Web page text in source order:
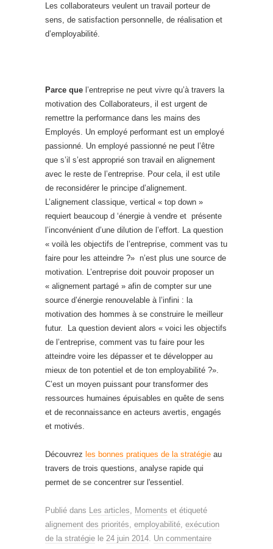
Les collaborateurs veulent un travail porteur de
sens, de satisfaction personnelle, de réalisation et
d’employabilité.
Parce que l’entreprise ne peut vivre qu’à travers la
motivation des Collaborateurs, il est urgent de
remettre la performance dans les mains des
Employés. Un employé performant est un employé
passionné. Un employé passionné ne peut l’être
que s’il s’est approprié son travail en alignement
avec le reste de l’entreprise. Pour cela, il est utile
de reconsidérer le principe d’alignement.
L’alignement classique, vertical « top down »
requiert beaucoup d ‘énergie à vendre et présente
l’inconvénient d’une dilution de l’effort. La question
« voilà les objectifs de l’entreprise, comment vas tu
faire pour les atteindre ?» n’est plus une source de
motivation. L’entreprise doit pouvoir proposer un
« alignement partagé » afin de compter sur une
source d’énergie renouvelable à l’infini : la
motivation des hommes à se construire le meilleur
futur. La question devient alors « voici les objectifs
de l’entreprise, comment vas tu faire pour les
atteindre voire les dépasser et te développer au
mieux de ton potentiel et de ton employabilité ?».
C’est un moyen puissant pour transformer des
ressources humaines épuisables en quête de sens
et de reconnaissance en acteurs avertis, engagés
et motivés.
Découvrez les bonnes pratiques de la stratégie au
travers de trois questions, analyse rapide qui
permet de se concentrer sur l'essentiel.
Publié dans Les articles, Moments et étiqueté
alignement des priorités, employabilité, exécution
de la stratégie le 24 juin 2014. Un commentaire